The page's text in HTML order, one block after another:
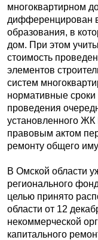
многоквартирном
дифференцирован
образования, в
дом. При этом
стоимость
элементов
систем
нормативные
проведения
установленного
правовым актом
ремонту общего
В Омской области
регионального
целью принято
области от 12
некоммерческой
капитального